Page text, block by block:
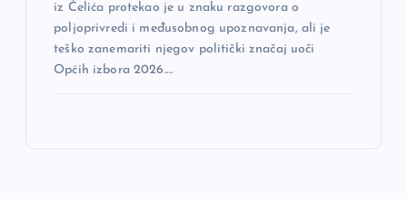
iz Čelića protekao je u znaku razgovora o
poljoprivredi i međusobnog upoznavanja, ali je
teško zanemariti njegov politički značaj uoči
Općih izbora 2026.…